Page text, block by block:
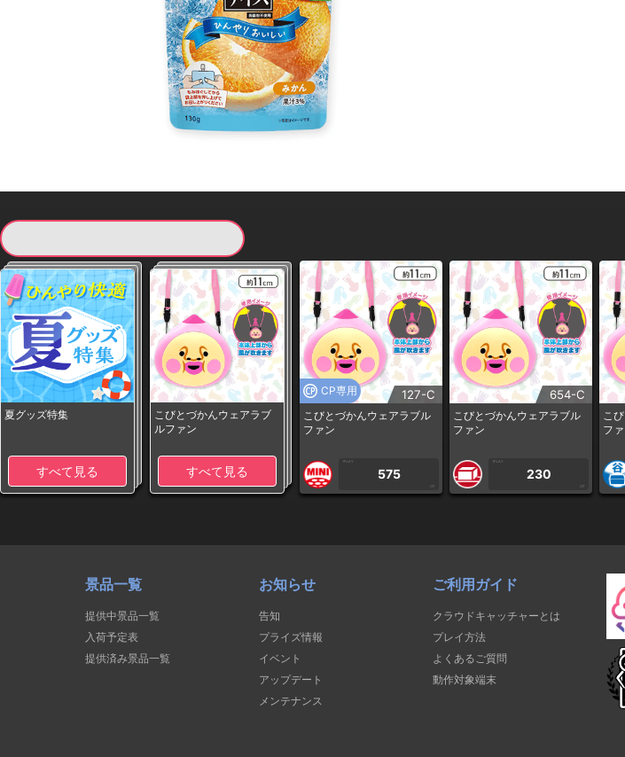
夏グッズ特集
すべて見る
こびとづかんウェアラブ
ルファン
すべて見る
CP専用 127-C
こびとづかんウェアラブル
ファン
1PLAY
575
CP
654-C
こびとづかんウェアラブル
ファン
1PLAY
230
CP
こ
フ
景品一覧
提供中景品一覧
入荷予定表
提供済み景品一覧
お知らせ
告知
プライズ情報
イベント
アップデート
メンテナンス
ご利用ガイド
クラウドキャッチャーとは
プレイ方法
よくあるご質問
動作対象端末